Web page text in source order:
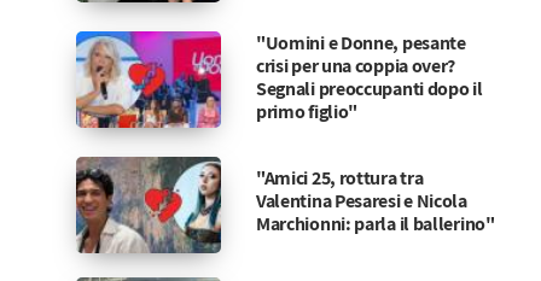
"Uomini e Donne, pesante
crisi per una coppia over?
Segnali preoccupanti dopo il
primo figlio"
"Amici 25, rottura tra
Valentina Pesaresi e Nicola
Marchionni: parla il ballerino"